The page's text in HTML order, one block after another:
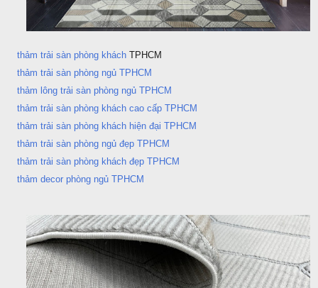
thảm trải sàn phòng khách TPHCM
thảm trải sàn phòng ngủ TPHCM
thảm lông trải sàn phòng ngủ TPHCM
thảm trải sàn phòng khách cao cấp TPHCM
thảm trải sàn phòng khách hiện đại TPHCM
thảm trải sàn phòng ngủ đẹp TPHCM
thảm trải sàn phòng khách đẹp TPHCM
thảm decor phòng ngủ TPHCM